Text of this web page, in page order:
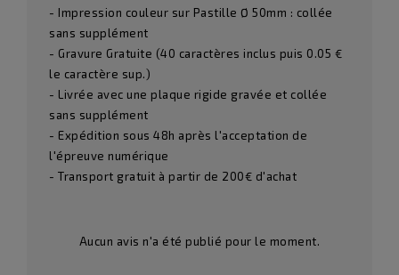
- Impression couleur sur Pastille Ø 50mm : collée
sans supplément
- Gravure Gratuite (40 caractères inclus puis 0.05 €
le caractère sup.)
- Livrée avec une plaque rigide gravée et collée
sans supplément
- Expédition sous 48h après l'acceptation de
l'épreuve numérique
- Transport gratuit à partir de 200€ d'achat
Aucun avis n'a été publié pour le moment.